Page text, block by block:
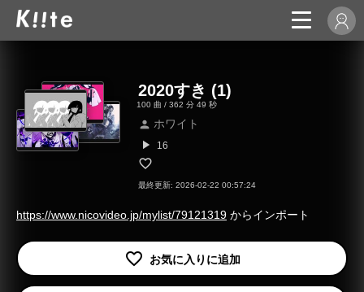
2020すき (1)
100 曲 / 362 分 49 秒
person ホワイト
play_arrow 16
最終更新: 2026-02-22 00:57:24
https://www.nicovideo.jp/mylist/79121319 からインポート